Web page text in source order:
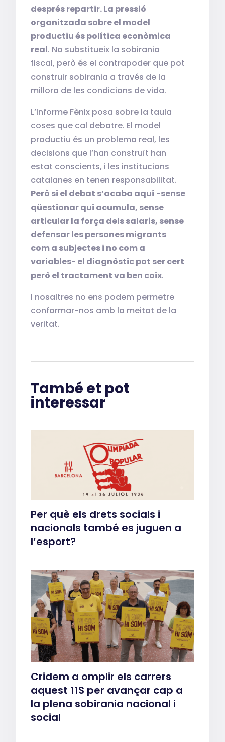
després repartir. La pressió
organitzada sobre el model
productiu és política econòmica
real. No substitueix la sobirania
fiscal, però és el contrapoder que pot
construir sobirania a través de la
millora de les condicions de vida.
L’Informe Fènix posa sobre la taula
coses que cal debatre. El model
productiu és un problema real, les
decisions que l’han construït han
estat conscients, i les institucions
catalanes en tenen responsabilitat.
Però si el debat s’acaba aquí -sense
qüestionar qui acumula, sense
articular la força dels salaris, sense
defensar les persones migrants
com a subjectes i no com a
variables- el diagnòstic pot ser cert
però el tractament va ben coix.
I nosaltres no ens podem permetre
conformar-nos amb la meitat de la
veritat.
També et pot
interessar
Per què els drets socials i
nacionals també es juguen a
l’esport?
Cridem a omplir els carrers
aquest 11S per avançar cap a
la plena sobirania nacional i
social